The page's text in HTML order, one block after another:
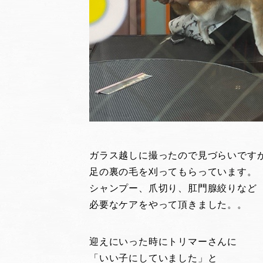
ガラス越しに撮ったので見づらいです
足の裏の毛を刈ってもらっています。
シャンプー、爪切り、肛門腺絞りなど
必要なケアをやって頂きました。。
迎えにいった時にトリマーさんに
「いい子にしていました」と